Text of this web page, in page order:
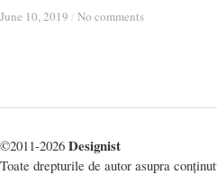
June 10, 2019 / No comments
June 10, 2019 / No comments
©2011-2026 Designist
Toate drepturile de autor asupra